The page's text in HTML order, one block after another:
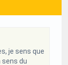
je sens que
sens du